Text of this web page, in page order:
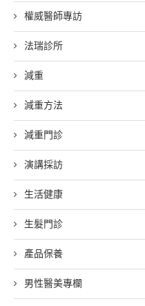
權威醫師專訪
法瑞診所
減重
減重方法
減重門診
演講採訪
生活健康
生髮門診
產品保養
男性醫美專欄